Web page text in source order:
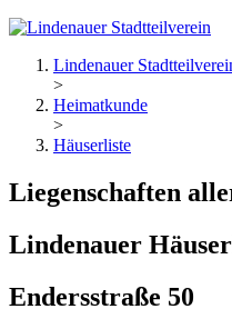
Lindenauer
>
Heimatkunde
>
Häuserliste
Liegenschaften
Lindenauer
Endersstraße 50